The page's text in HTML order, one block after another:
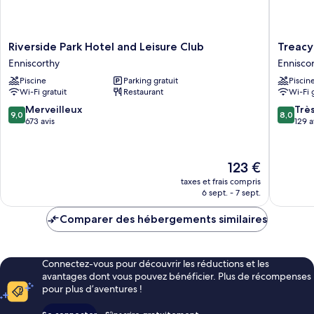
Riverside
Park
Hotel
and
Leisure
Club
Enniscorthy
Riverside Park Hotel and Leisure Club
Enniscorthy
Piscine
Parking gratuit
Wi-Fi gratuit
Restaurant
9.0
sur
9,0 Merveilleux
673 avis
Le
nouveau
prix
de
123 €
taxes et frais compris
6 sept. - 7 sept.
Treacy's
Hotel
Wi-Fi
8.0
sur
8,0
129
Comparer des hébergements similaires
Connectez-vous pour découvrir les réductions et les
avantages dont vous pouvez bénéficier. Plus de récompenses
pour plus d’aventures !